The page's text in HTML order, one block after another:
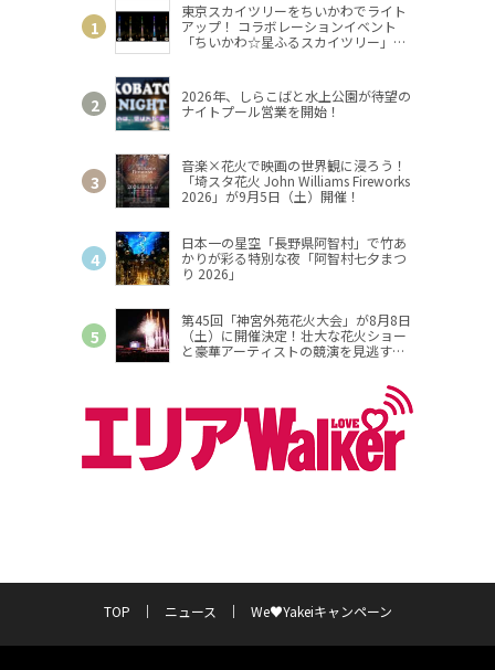
東京スカイツリーをちいかわでライト
アップ！ コラボレーションイベント
「ちいかわ☆星ふるスカイツリー」開
2026年、しらこばと水上公園が待望の
ナイトプール営業を開始！
音楽×花火で映画の世界観に浸ろう！
「埼スタ花火 John Williams Fireworks
2026」が9月5日（土）開催！
日本一の星空「長野県阿智村」で竹あ
かりが彩る特別な夜「阿智村七夕まつ
り 2026」
第45回「神宮外苑花火大会」が8月8日
（土）に開催決定！壮大な花火ショー
と豪華アーティストの競演を見逃す
TOP ニュース We♥Yakeiキャンペーン